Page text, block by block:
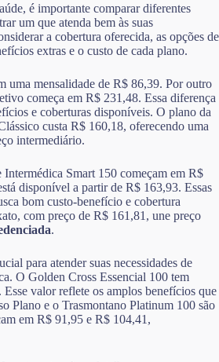
é importante comparar diferentes
um que atenda bem às suas
a cobertura oferecida, as opções de
extras e o custo de cada plano.
uma mensalidade de R$ 86,39. Por outro
começa em R$ 231,48. Essa diferença
e coberturas disponíveis. O plano da
custa R$ 160,18, oferecendo uma
intermediário.
Smart 150 começam em R$
disponível a partir de R$ 163,93. Essas
bom custo-benefício e cobertura
com preço de R$ 161,81, une preço
.
para atender suas necessidades de
O Golden Cross Essencial 100 tem
valor reflete os amplos benefícios que
Plano e o Trasmontano Platinum 100 são
em R$ 91,95 e R$ 104,41,